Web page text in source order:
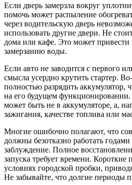
Если дверь замерзла вокруг
помочь может распыление
через водительскую дверь
использовать другие двери. Не
дома или кафе. Это может
замерзанию воды.
Если авто не заводится с первого
смысла усердно крутить стартер.
полностью разрядить аккумулятор,
на его будущем
может быть не в аккумуляторе, а,
зажигания, качестве топлива или
Многие ошибочно полагают, что
должны безотказно работать
заблуждение. Полное
запуска требует времени. Короткие
условиях городской пробки,
Не забывайте, что долгие периоды